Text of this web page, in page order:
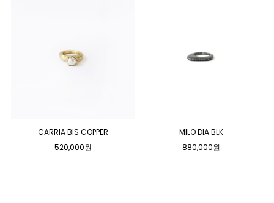
CARRIA BIS COPPER
520,000원
MILO DIA BLK
880,000원